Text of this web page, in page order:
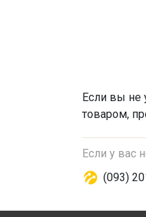
Если вы не
товаром,
Если у вас
(093)